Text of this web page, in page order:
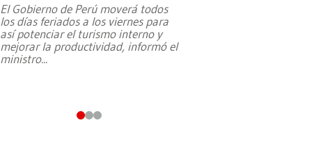
El Gobierno de Perú moverá todos
los días feriados a los viernes para
así potenciar el turismo interno y
mejorar la productividad, informó el
ministro...